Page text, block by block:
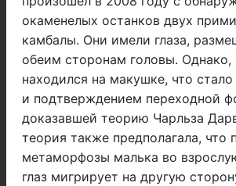
окаменелых останков двух
камбалы. Они имели глаза,
обеим сторонам головы. Однако,
находился на макушке, что
и подтверждением переходной
доказавшей теорию Чарльза
теория также предполагала, что
метаморфозы малька во
глаз мигрирует на другую